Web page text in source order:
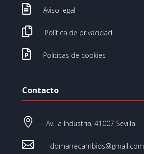
 Aviso legal
 Política de privacidad
 Políticas de cookies
Contacto
 Av. la Industria, 41007 Sevilla
 domarrecambios@gmail.com